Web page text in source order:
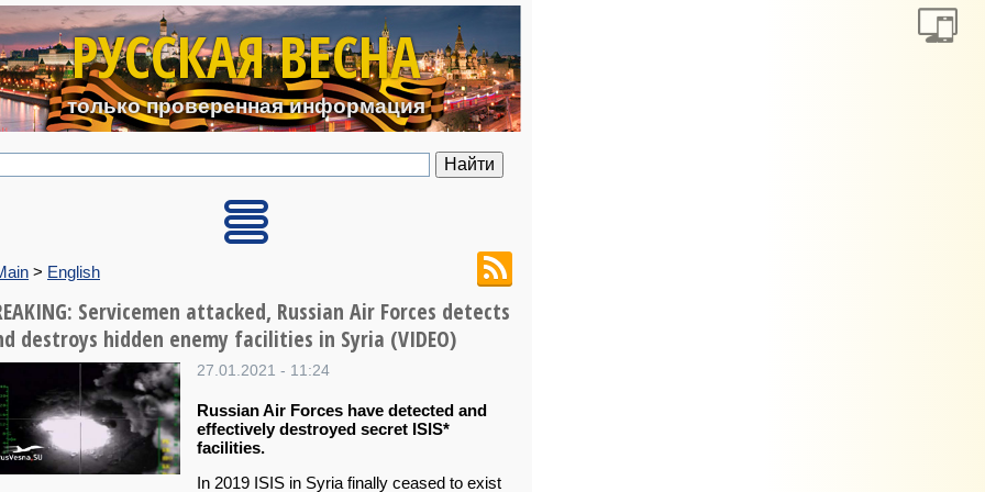
Перейти к основному содержанию
РУССКАЯ ВЕСНА
только проверенная информация
> English
Servicemen attacked, Russian Air Forces detects
destroys hidden enemy facilities in Syria (VIDEO)
27.01.2021 - 11:24
Russian Air Forces have detected and
effectively destroyed secret ISIS*
facilities.
In 2019 ISIS in Syria finally ceased to exist